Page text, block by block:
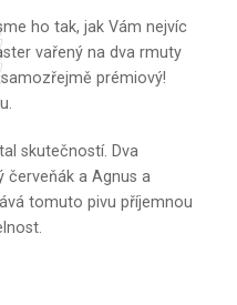
ho tak, jak Vám nejvíc
vařený na dva rmuty
prémiový!
skutečností. Dva
červeňák a Agnus a
tomuto pivu příjemnou